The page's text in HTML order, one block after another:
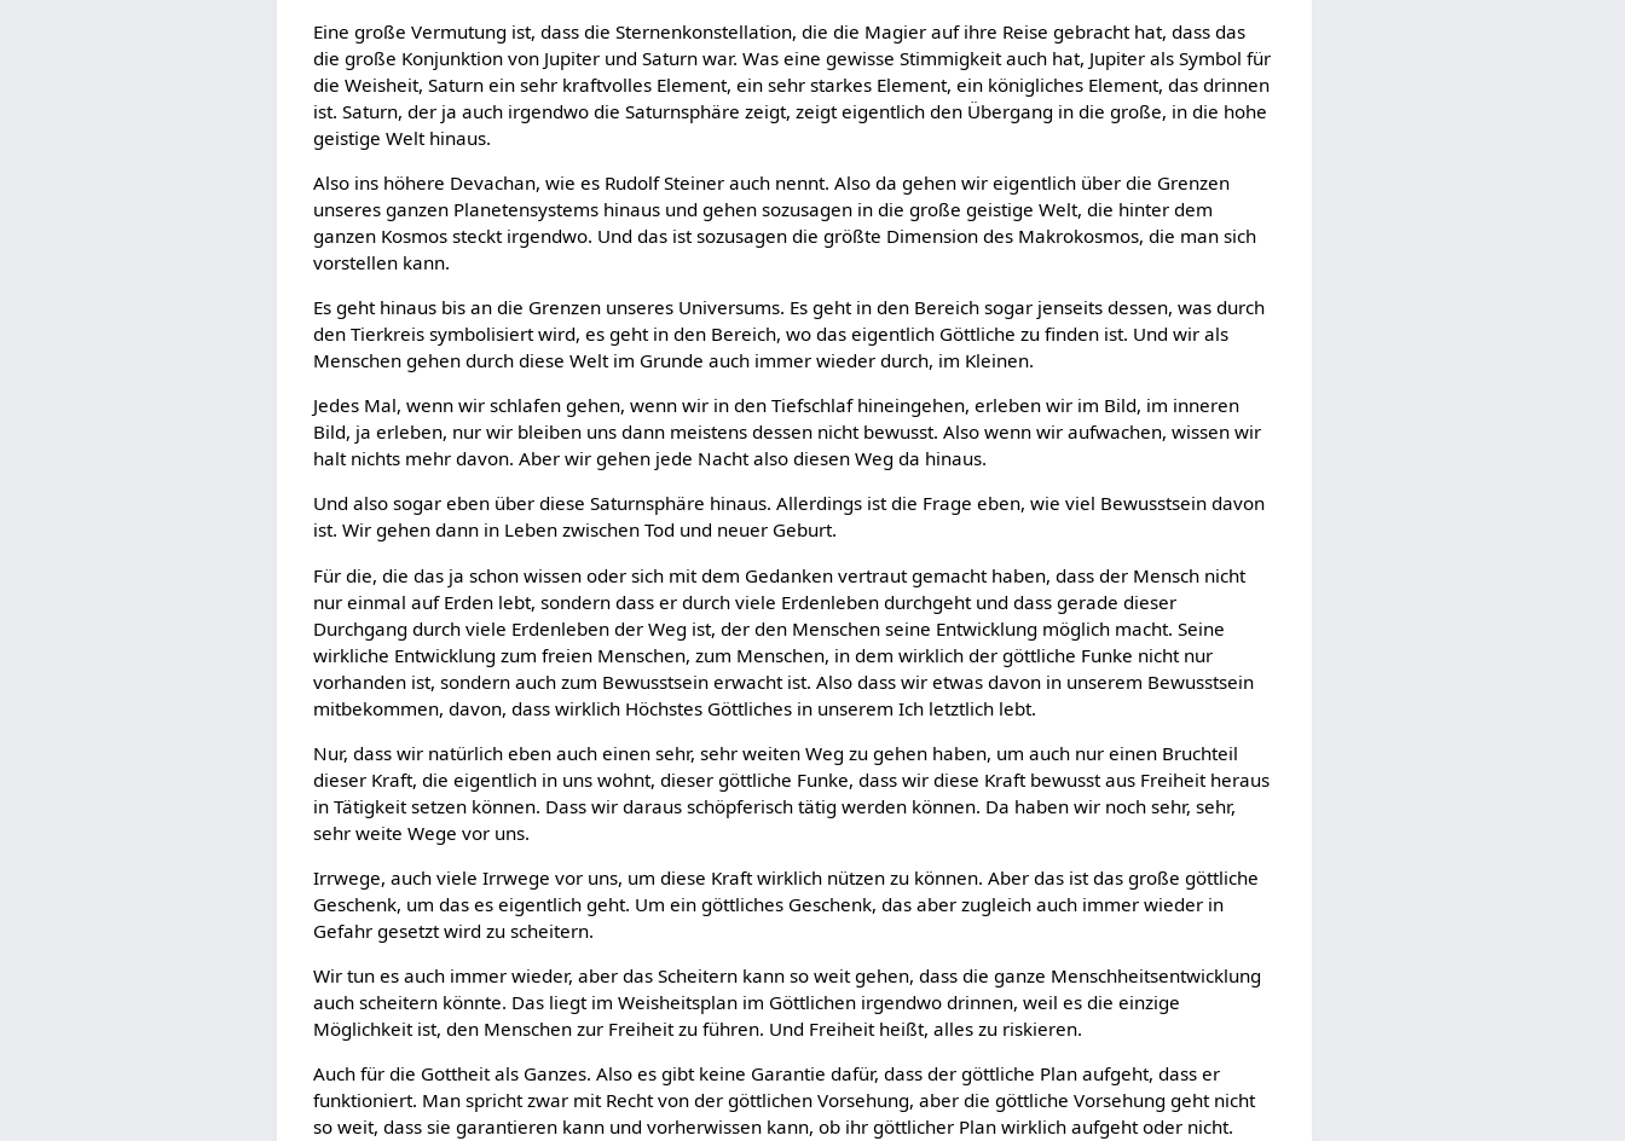
Eine große Vermutung ist, dass die Sternenkonstellation, die die Magier auf ihre Reise gebracht hat, dass das
die große Konjunktion von Jupiter und Saturn war. Was eine gewisse Stimmigkeit auch hat, Jupiter als Symbol für
die Weisheit, Saturn ein sehr kraftvolles Element, ein sehr starkes Element, ein königliches Element, das drinnen
ist. Saturn, der ja auch irgendwo die Saturnsphäre zeigt, zeigt eigentlich den Übergang in die große, in die hohe
geistige Welt hinaus.
Also ins höhere Devachan, wie es Rudolf Steiner auch nennt. Also da gehen wir eigentlich über die Grenzen
unseres ganzen Planetensystems hinaus und gehen sozusagen in die große geistige Welt, die hinter dem
ganzen Kosmos steckt irgendwo. Und das ist sozusagen die größte Dimension des Makrokosmos, die man sich
vorstellen kann.
Es geht hinaus bis an die Grenzen unseres Universums. Es geht in den Bereich sogar jenseits dessen, was durch
den Tierkreis symbolisiert wird, es geht in den Bereich, wo das eigentlich Göttliche zu finden ist. Und wir als
Menschen gehen durch diese Welt im Grunde auch immer wieder durch, im Kleinen.
Jedes Mal, wenn wir schlafen gehen, wenn wir in den Tiefschlaf hineingehen, erleben wir im Bild, im inneren
Bild, ja erleben, nur wir bleiben uns dann meistens dessen nicht bewusst. Also wenn wir aufwachen, wissen wir
halt nichts mehr davon. Aber wir gehen jede Nacht also diesen Weg da hinaus.
Und also sogar eben über diese Saturnsphäre hinaus. Allerdings ist die Frage eben, wie viel Bewusstsein davon
ist. Wir gehen dann in Leben zwischen Tod und neuer Geburt.
Für die, die das ja schon wissen oder sich mit dem Gedanken vertraut gemacht haben, dass der Mensch nicht
nur einmal auf Erden lebt, sondern dass er durch viele Erdenleben durchgeht und dass gerade dieser
Durchgang durch viele Erdenleben der Weg ist, der den Menschen seine Entwicklung möglich macht. Seine
wirkliche Entwicklung zum freien Menschen, zum Menschen, in dem wirklich der göttliche Funke nicht nur
vorhanden ist, sondern auch zum Bewusstsein erwacht ist. Also dass wir etwas davon in unserem Bewusstsein
mitbekommen, davon, dass wirklich Höchstes Göttliches in unserem Ich letztlich lebt.
Nur, dass wir natürlich eben auch einen sehr, sehr weiten Weg zu gehen haben, um auch nur einen Bruchteil
dieser Kraft, die eigentlich in uns wohnt, dieser göttliche Funke, dass wir diese Kraft bewusst aus Freiheit heraus
in Tätigkeit setzen können. Dass wir daraus schöpferisch tätig werden können. Da haben wir noch sehr, sehr,
sehr weite Wege vor uns.
Irrwege, auch viele Irrwege vor uns, um diese Kraft wirklich nützen zu können. Aber das ist das große göttliche
Geschenk, um das es eigentlich geht. Um ein göttliches Geschenk, das aber zugleich auch immer wieder in
Gefahr gesetzt wird zu scheitern.
Wir tun es auch immer wieder, aber das Scheitern kann so weit gehen, dass die ganze Menschheitsentwicklung
auch scheitern könnte. Das liegt im Weisheitsplan im Göttlichen irgendwo drinnen, weil es die einzige
Möglichkeit ist, den Menschen zur Freiheit zu führen. Und Freiheit heißt, alles zu riskieren.
Auch für die Gottheit als Ganzes. Also es gibt keine Garantie dafür, dass der göttliche Plan aufgeht, dass er
funktioniert. Man spricht zwar mit Recht von der göttlichen Vorsehung, aber die göttliche Vorsehung geht nicht
so weit, dass sie garantieren kann und vorherwissen kann, ob ihr göttlicher Plan wirklich aufgeht oder nicht.